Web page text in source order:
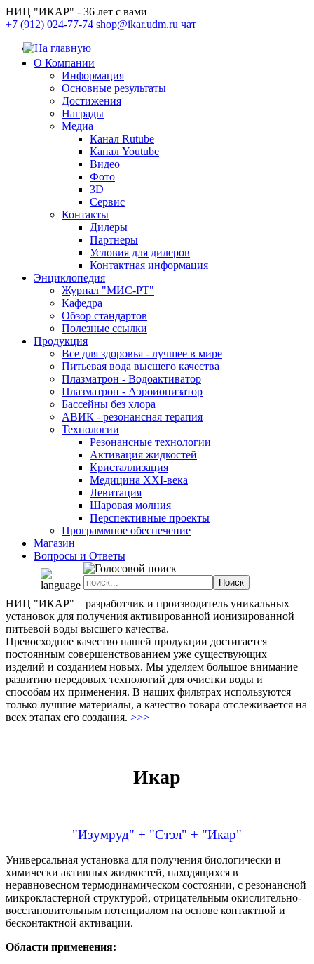
НИЦ "ИКАР" - 36 лет с вами
+7 (912) 024-77-74 shop@ikar.udm.ru чат
О Компании
Информация
Основные результаты
Достижения
Награды
Медиа
Канал Rutube
Канал Youtube
Видео
Фото
3D
Сервис
Контакты
Дилеры
Партнеры
Условия для дилеров
Контактная информация
Энциклопедия
Журнал "МИС-РТ"
Кафедра
Обзор стандартов
Полезные ссылки
Продукция
Все для здоровья - лучшее в мире
Питьевая вода высшего качества
Плазматрон - Водоактиватор
Плазматрон - Аэроионизатор
Бассейны без хлора
АВИК - резонансная терапия
Технологии
Резонансные технологии
Активация жидкостей
Кристаллизация
Медицина XXI-века
Левитация
Шаровая молния
Перспективные проекты
Программное обеспечение
Магазин
Вопросы и Ответы
НИЦ "ИКАР" – разработчик и производитель уникальных
установок для получения активированной ионизированной
питьевой воды высшего качества.
Превосходное качество нашей продукции достигается
постоянным совершенствованием уже существующих
изделий и созданием новых. Мы уделяем большое внимание
развитию передовых технологий для очистки воды и
способам их применения. В наших фильтрах используются
только лучшие материалы, а качество товара отслеживается на
всех этапах его создания. >>>
Икар
"Изумруд" + "Стэл" + "Икар"
Универсальная установка для получения биологически и
химически активных жидкостей, находящихся в
неравновесном термодинамическом состоянии, с резонансной
микрокластерной структурой, отрицательным окислительно-
восстановительным потенциалом на основе контактной и
бесконтактной активации.
Области применения: